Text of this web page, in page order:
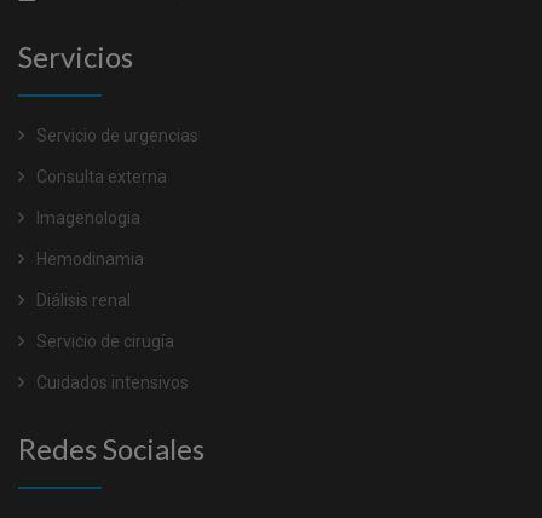
Servicios
Servicio de urgencias
Consulta externa
Imagenologia
Hemodinamia
Diálisis renal
Servicio de cirugía
Cuidados intensivos
Redes Sociales